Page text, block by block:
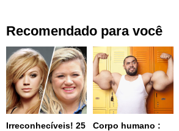
Recomendado para você
Irreconhecíveis! 25
Corpo humano :